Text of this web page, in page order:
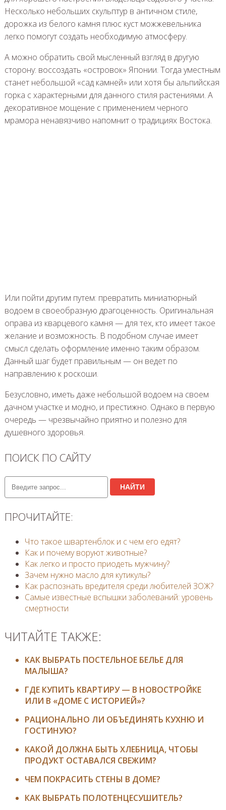
Несколько небольших скульптур в античном стиле,
дорожка из белого камня плюс куст можжевельника
легко помогут создать необходимую атмосферу.
А можно обратить свой мысленный взгляд в другую
сторону: воссоздать «островок» Японии. Тогда уместным
станет небольшой «сад камней» или хотя бы альпийская
горка с характерными для данного стиля растениями. А
декоративное мощение с применением черного
мрамора ненавязчиво напомнит о традициях Востока.
Или пойти другим путем: превратить миниатюрный
водоем в своеобразную драгоценность. Оригинальная
оправа из кварцевого камня — для тех, кто имеет такое
желание и возможность. В подобном случае имеет
смысл сделать оформление именно таким образом.
Данный шаг будет правильным — он ведет по
направлению к роскоши.
Безусловно, иметь даже небольшой водоем на своем
дачном участке и модно, и престижно. Однако в первую
очередь — чрезвычайно приятно и полезно для
душевного здоровья.
ПОИСК ПО САЙТУ
НАЙТИ
ПРОЧИТАЙТЕ:
Что такое швартенблок и с чем его едят?
Как и почему воруют животные?
Как легко и просто приодеть мужчину?
Зачем нужно масло для кутикулы?
Как распознать вредителя среди любителей ЗОЖ?
Самые известные вспышки заболеваний: уровень
смертности
ЧИТАЙТЕ ТАКЖЕ:
КАК ВЫБРАТЬ ПОСТЕЛЬНОЕ БЕЛЬЕ ДЛЯ
МАЛЫША?
ГДЕ КУПИТЬ КВАРТИРУ — В НОВОСТРОЙКЕ
ИЛИ В «ДОМЕ С ИСТОРИЕЙ»?
РАЦИОНАЛЬНО ЛИ ОБЪЕДИНЯТЬ КУХНЮ И
ГОСТИНУЮ?
КАКОЙ ДОЛЖНА БЫТЬ ХЛЕБНИЦА, ЧТОБЫ
ПРОДУКТ ОСТАВАЛСЯ СВЕЖИМ?
ЧЕМ ПОКРАСИТЬ СТЕНЫ В ДОМЕ?
КАК ВЫБРАТЬ ПОЛОТЕНЦЕСУШИТЕЛЬ?